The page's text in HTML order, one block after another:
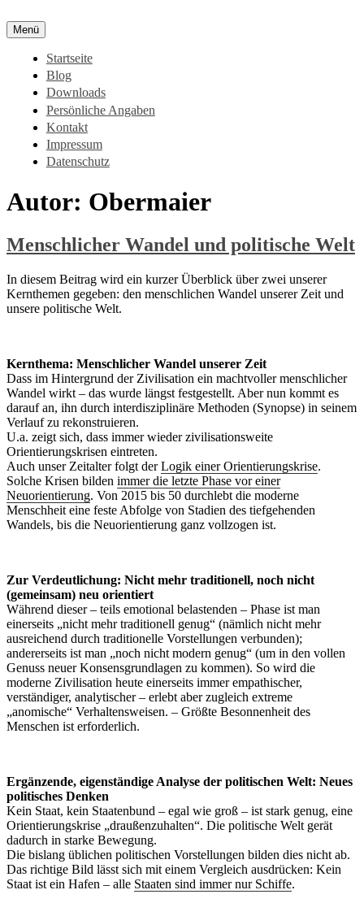
Inhalt
springen
Menü
Startseite
Blog
Downloads
Persönliche Angaben
Kontakt
Impressum
Datenschutz
Autor: Obermaier
Menschlicher Wandel und politische Welt
In diesem Beitrag wird ein kurzer Überblick über zwei unserer
Kernthemen gegeben: den menschlichen Wandel unserer Zeit und
unsere politische Welt.
Kernthema: Menschlicher Wandel unserer Zeit
Dass im Hintergrund der Zivilisation ein machtvoller menschlicher
Wandel wirkt – das wurde längst festgestellt. Aber nun kommt es
darauf an, ihn durch interdisziplinäre Methoden (Synopse) in seinem
Verlauf zu rekonstruieren.
U.a. zeigt sich, dass immer wieder zivilisationsweite
Orientierungskrisen eintreten.
Auch unser Zeitalter folgt derLogik einer Orientierungskrise.
Solche Krisen bilden immer die letzte Phase vor einer
Neuorientierung. Von 2015 bis 50 durchlebt die moderne
Menschheit eine feste Abfolge von Stadien des tiefgehenden
Wandels, bis die Neuorientierung ganz vollzogen ist.
Zur Verdeutlichung: Nicht mehr traditionell, noch nicht
(gemeinsam) neu orientiert
Während dieser – teils emotional belastenden – Phase ist man
einerseits „nicht mehr traditionell genug“ (nämlich nicht mehr
ausreichend durch traditionelle Vorstellungen verbunden);
andererseits ist man „noch nicht modern genug“ (um in den vollen
Genuss neuer Konsensgrundlagen zu kommen). So wird die
moderne Zivilisation heute einerseits immer empathischer,
verständiger, analytischer – erlebt aber zugleich extreme
„anomische“ Verhaltensweisen. – Größte Besonnenheit des
Menschen ist erforderlich.
Ergänzende, eigenständige Analyse der politischen Welt: Neues
politisches Denken
Kein Staat, kein Staatenbund – egal wie groß – ist stark genug, eine
Orientierungskrise „draußenzuhalten“. Die politische Welt gerät
dadurch in starke Bewegung.
Die bislang üblichen politischen Vorstellungen bilden dies nicht ab.
Das richtige Bild lässt sich mit einem Vergleich ausdrücken: Kein
Staat ist ein Hafen – alle Staaten sind immer nur Schiffe.